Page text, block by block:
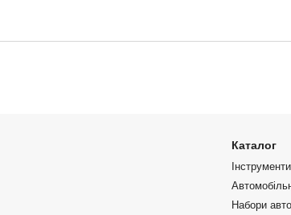
Каталог
Інструменти
Набори